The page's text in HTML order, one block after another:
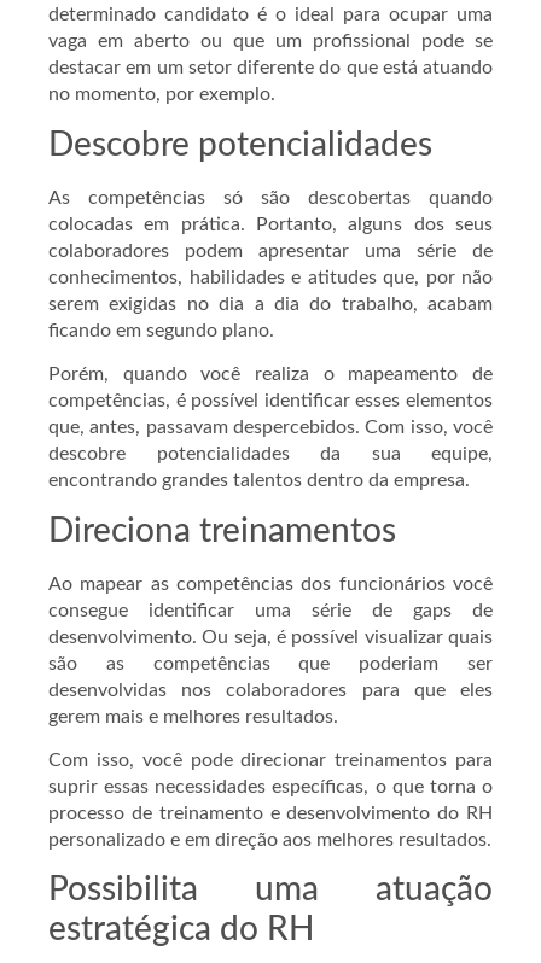
determinado candidato é o ideal para ocupar uma
vaga em aberto ou que um profissional pode se
destacar em um setor diferente do que está atuando
no momento, por exemplo.
Descobre potencialidades
As competências só são descobertas quando
colocadas em prática. Portanto, alguns dos seus
colaboradores podem apresentar uma série de
conhecimentos, habilidades e atitudes que, por não
serem exigidas no dia a dia do trabalho, acabam
ficando em segundo plano.
Porém, quando você realiza o mapeamento de
competências, é possível identificar esses elementos
que, antes, passavam despercebidos. Com isso, você
descobre potencialidades da sua equipe,
encontrando grandes talentos dentro da empresa.
Direciona treinamentos
Ao mapear as competências dos funcionários você
consegue identificar uma série de gaps de
desenvolvimento. Ou seja, é possível visualizar quais
são as competências que poderiam ser
desenvolvidas nos colaboradores para que eles
gerem mais e melhores resultados.
Com isso, você pode direcionar treinamentos para
suprir essas necessidades específicas, o que torna o
processo de treinamento e desenvolvimento do RH
personalizado e em direção aos melhores resultados.
Possibilita uma atuação
estratégica do RH